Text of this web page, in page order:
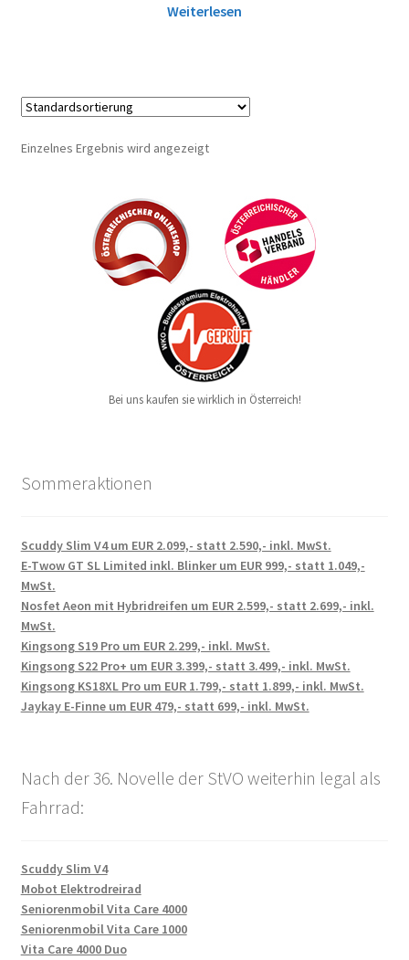
Weiterlesen
Einzelnes Ergebnis wird angezeigt
Bei uns kaufen sie wirklich in Österreich!
Sommeraktionen
Scuddy Slim V4 um EUR 2.099,- statt 2.590,- inkl. MwSt.
E-Twow GT SL Limited inkl. Blinker um EUR 999,- statt 1.049,-
MwSt.
Nosfet Aeon mit Hybridreifen um EUR 2.599,- statt 2.699,- inkl.
MwSt.
Kingsong S19 Pro um EUR 2.299,- inkl. MwSt.
Kingsong S22 Pro+ um EUR 3.399,- statt 3.499,- inkl. MwSt.
Kingsong KS18XL Pro um EUR 1.799,- statt 1.899,- inkl. MwSt.
Jaykay E-Finne um EUR 479,- statt 699,- inkl. MwSt.
Nach der 36. Novelle der StVO weiterhin legal als
Fahrrad:
Scuddy Slim V4
Mobot Elektrodreirad
Seniorenmobil Vita Care 4000
Seniorenmobil Vita Care 1000
Vita Care 4000 Duo